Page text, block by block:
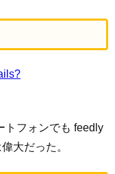
トフォンでも feedly
大だった。